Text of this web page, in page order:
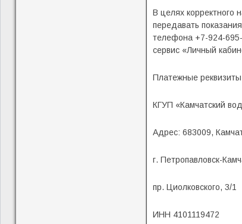
В целях корректного
передавать
телефона +7-924-695-
сервис «Личный
Платежные
КГУП «Камчатский
Адрес: 683009,
г. Петропавловск-
пр. Циолковского, 3/1
ИНН 4101119472